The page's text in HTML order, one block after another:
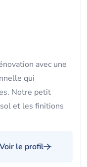
avec une
qui
Notre petit
et les finitions
Voir le profil